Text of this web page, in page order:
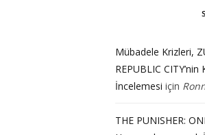
Mübadele Krizleri,
REPUBLIC
İncelemesi için
THE PUNISHER: